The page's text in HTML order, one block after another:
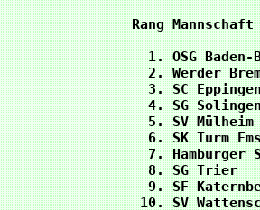
Rang
1. OSG
2. Werder
3. SC
4. SG
5. SV
6. SK Turm
7. Hamburger
8. SG Trier
9. SF
10. SV